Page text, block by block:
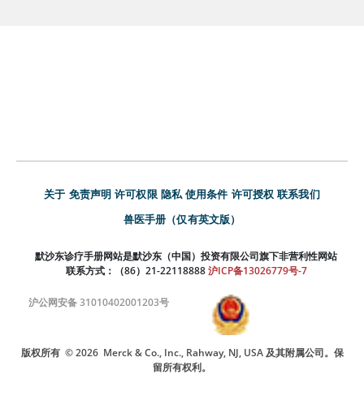
关于 免责声明 许可权限 隐私 使用条件 许可授权 联系我们
兽医手册（仅有英文版）
默沙东诊疗手册网站是默沙东（中国）投资有限公司旗下非营利性网站
联系方式：（86）21-22118888 沪ICP备13026779号-7
沪公网安备 31010402001203号
版权所有 © 2026 Merck & Co., Inc., Rahway, NJ, USA 及其附属公司。保
留所有权利。